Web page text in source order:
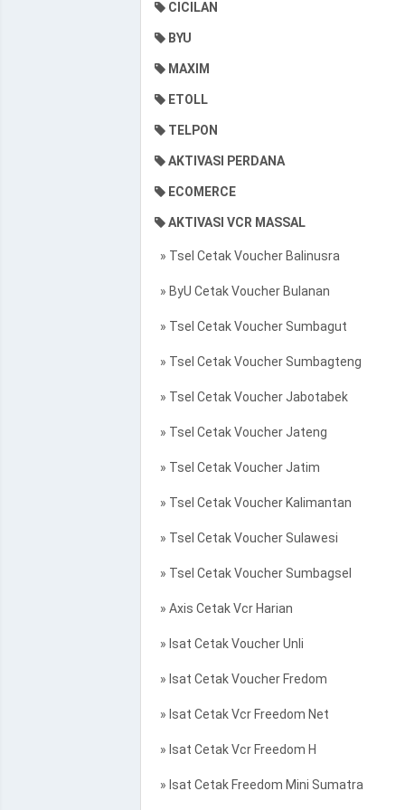
CICILAN
BYU
MAXIM
ETOLL
TELPON
AKTIVASI PERDANA
ECOMERCE
AKTIVASI VCR MASSAL
» Tsel Cetak Voucher Balinusra
» ByU Cetak Voucher Bulanan
» Tsel Cetak Voucher Sumbagut
» Tsel Cetak Voucher Sumbagteng
» Tsel Cetak Voucher Jabotabek
» Tsel Cetak Voucher Jateng
» Tsel Cetak Voucher Jatim
» Tsel Cetak Voucher Kalimantan
» Tsel Cetak Voucher Sulawesi
» Tsel Cetak Voucher Sumbagsel
» Axis Cetak Vcr Harian
» Isat Cetak Voucher Unli
» Isat Cetak Voucher Fredom
» Isat Cetak Vcr Freedom Net
» Isat Cetak Vcr Freedom H
» Isat Cetak Freedom Mini Sumatra